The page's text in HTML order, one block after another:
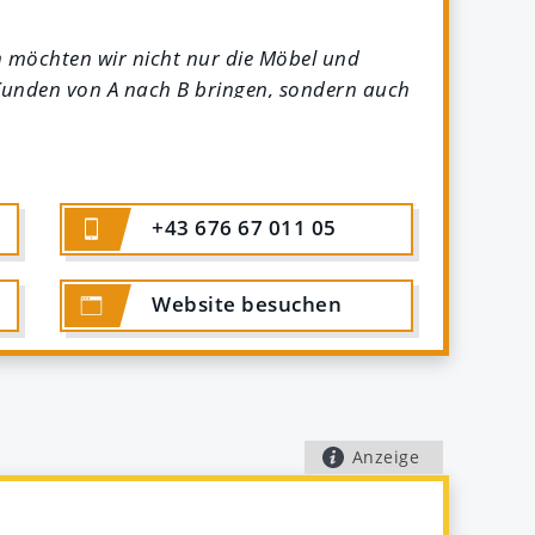
möchten wir nicht nur die Möbel und
von A nach B bringen, sondern auch
–
Claudia Hebenstreit
Sie Teil der Erfolgsgeschichte!
kompetente Beratung, rasche
und schnelle Exekution. Keine
über die Bühne gelaufen, bin wirklich sehr
+43 676 67 011 05
Website besuchen
Anzeige